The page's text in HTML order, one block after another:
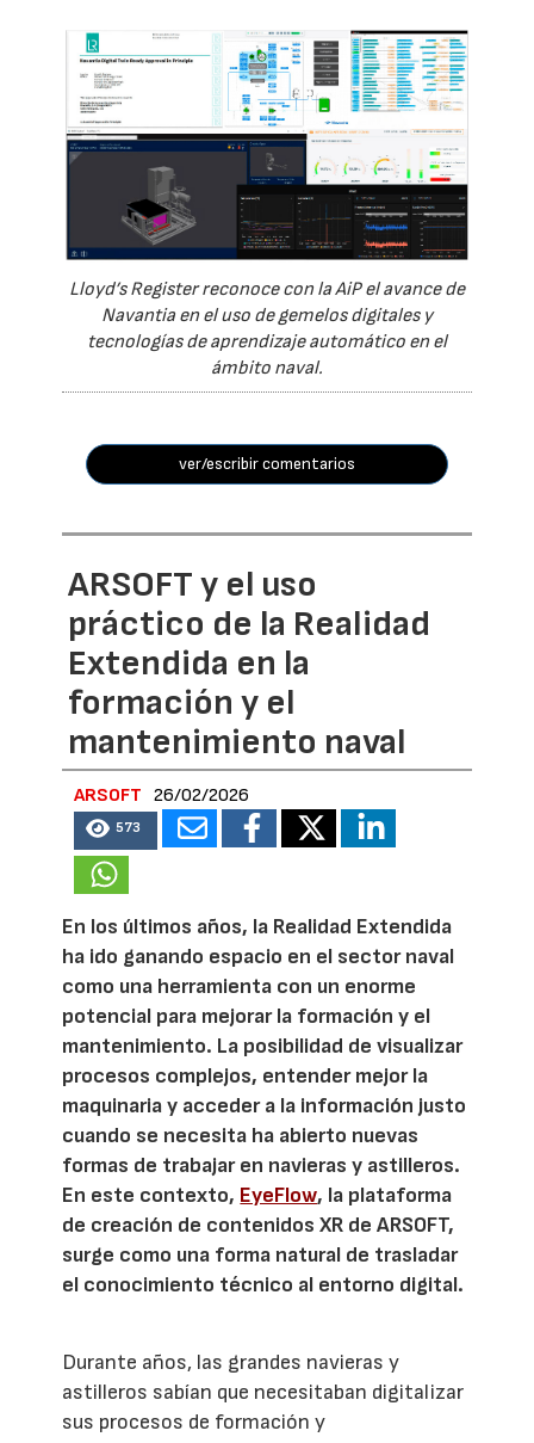
Lloyd’s Register reconoce con la AiP el avance de
Navantia en el uso de gemelos digitales y
tecnologías de aprendizaje automático en el
ámbito naval.
ver/escribir comentarios
ARSOFT y el uso
práctico de la Realidad
Extendida en la
formación y el
mantenimiento naval
ARSOFT 26/02/2026
573
En los últimos años, la Realidad Extendida
ha ido ganando espacio en el sector naval
como una herramienta con un enorme
potencial para mejorar la formación y el
mantenimiento. La posibilidad de visualizar
procesos complejos, entender mejor la
maquinaria y acceder a la información justo
cuando se necesita ha abierto nuevas
formas de trabajar en navieras y astilleros.
En este contexto, EyeFlow, la plataforma
de creación de contenidos XR de ARSOFT,
surge como una forma natural de trasladar
el conocimiento técnico al entorno digital.
Durante años, las grandes navieras y
astilleros sabían que necesitaban digitalizar
sus procesos de formación y